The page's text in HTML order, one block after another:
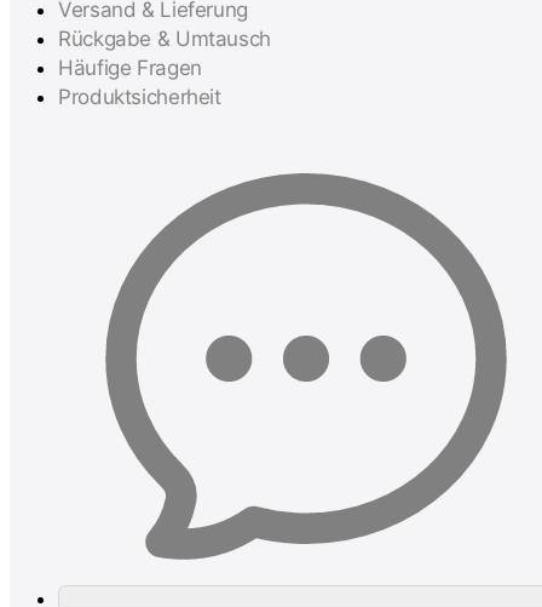
Versand & Lieferung
Rückgabe & Umtausch
Häufige Fragen
Produktsicherheit